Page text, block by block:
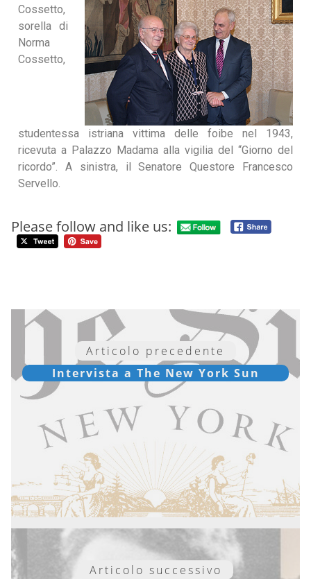
Cossetto,
sorella di
Norma
Cossetto,
studentessa istriana vittima delle foibe nel 1943,
ricevuta a Palazzo Madama alla vigilia del “Giorno del
ricordo”. A sinistra, il Senatore Questore Francesco
Servello.
Please follow and like us:
Articolo precedente
Intervista a The New York Sun
Articolo successivo